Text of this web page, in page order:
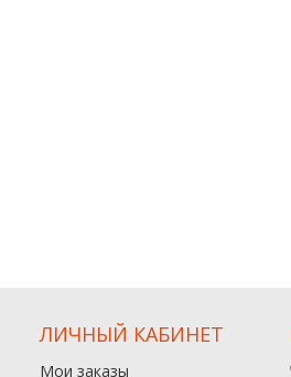
ЛИЧНЫЙ КАБИНЕТ
Мои заказы